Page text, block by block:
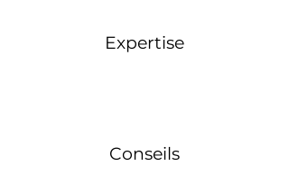
Expertise
Conseils